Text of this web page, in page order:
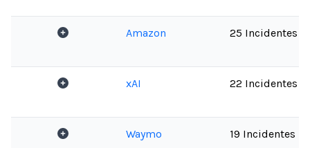
Amazon 25 Incidentes
xAI 22 Incidentes
Waymo 19 Incidentes